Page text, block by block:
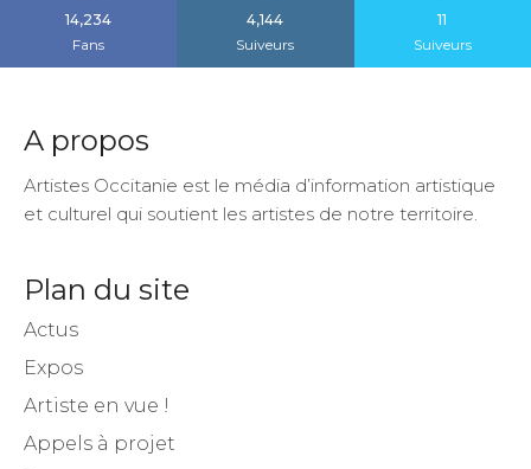
14,234
Fans
4,144
Suiveurs
11
Suiveurs
A propos
Artistes Occitanie est le média d’information artistique
et culturel qui soutient les artistes de notre territoire.
Plan du site
Actus
Expos
Artiste en vue !
Appels à projet